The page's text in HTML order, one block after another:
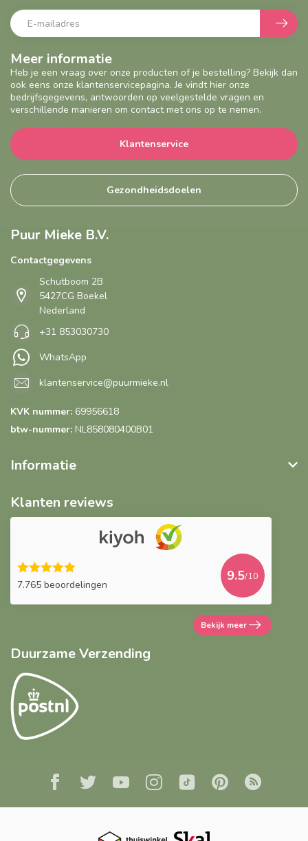
Meer informatie
Heb je een vraag over onze producten of je bestelling? Bekijk dan
ook eens onze klantenservicepagina. Je vindt hier onze
bedrijfsgegevens, antwoorden op veelgestelde vragen en
verschillende manieren om contact met ons op te nemen.
Klantenservice
Gezondheidsdoelen
Puur Mieke B.V.
Contactgegevens
Schutboom 2B
5427CG Boekel
Nederland
+31 853030730
WhatsApp
klantenservice@puurmieke.nl
KVK nummer: 69956618
btw-nummer: NL858080400B01
Informatie
Klanten reviews
7.765 beoordelingen
9.5/10
Bekijk meer
Duurzame Verzending